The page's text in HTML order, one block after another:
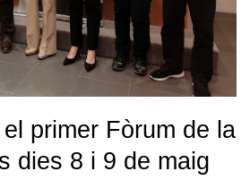
primer Fòrum de la
dies 8 i 9 de maig